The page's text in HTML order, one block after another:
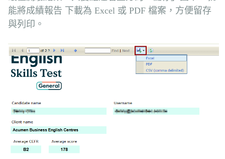
能將成績報告 下載為 Excel 或 PDF 檔案，方便留存
與列印。